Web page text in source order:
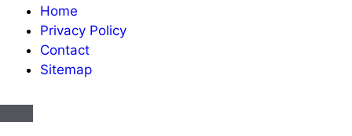
Home
Privacy Policy
Contact
Sitemap